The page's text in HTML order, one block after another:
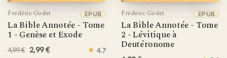
Frédéric Godet
La Bible Annotée - Tome
1 - Genèse et Exode
EPUB
4,99 € 2,99 € ★ 4.7
Frédéric Godet
La Bible Annotée - Tome
2 - Lévitique à
Deutéronome
EPUB